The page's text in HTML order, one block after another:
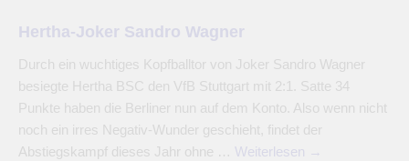
Hertha-Joker Sandro Wagner
Durch ein wuchtiges Kopfballtor von Joker Sandro Wagner
besiegte Hertha BSC den VfB Stuttgart mit 2:1. Satte 34
Punkte haben die Berliner nun auf dem Konto. Also wenn nicht
noch ein irres Negativ-Wunder geschieht, findet der
Abstiegskampf dieses Jahr ohne … Weiterlesen →